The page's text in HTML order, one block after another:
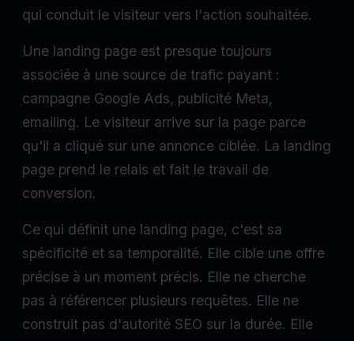
qui conduit le visiteur vers l'action souhaitée.
Une landing page est presque toujours
associée à une source de trafic payant :
campagne Google Ads, publicité Meta,
emailing. Le visiteur arrive sur la page parce
qu'il a cliqué sur une annonce ciblée. La landing
page prend le relais et fait le travail de
conversion.
Ce qui définit une landing page, c'est sa
spécificité et sa temporalité. Elle cible une offre
précise à un moment précis. Elle ne cherche
pas à référencer plusieurs requêtes. Elle ne
construit pas d'autorité SEO sur la durée. Elle